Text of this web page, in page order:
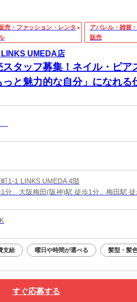
売・ファッション・レンタ
アパレル・雑貨
販売
LINKS UMEDA店
スタッフ募集！ネイル・ピ
と魅力的な自分」になれる
1-1 LINKS UMEDA 4階
分、大阪梅田(阪神)駅 徒歩1分、梅田駅
支給 曜日や時間が選べる 髪型・髪
すぐ応募する